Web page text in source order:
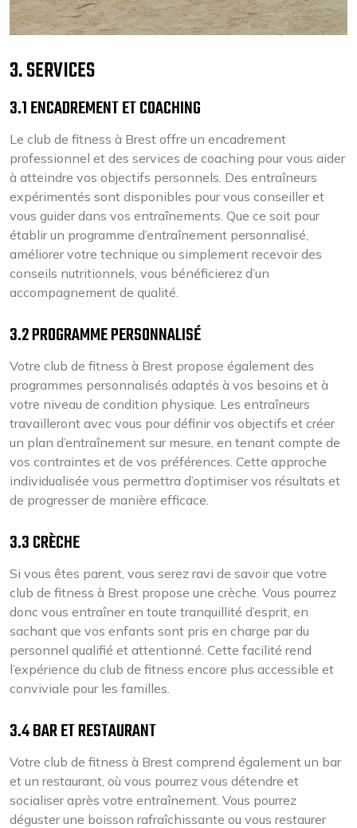
3. SERVICES
3.1 ENCADREMENT ET COACHING
Le club de fitness à Brest offre un encadrement
professionnel et des services de coaching pour vous aider
à atteindre vos objectifs personnels. Des entraîneurs
expérimentés sont disponibles pour vous conseiller et
vous guider dans vos entraînements. Que ce soit pour
établir un programme d’entraînement personnalisé,
améliorer votre technique ou simplement recevoir des
conseils nutritionnels, vous bénéficierez d’un
accompagnement de qualité.
3.2 PROGRAMME PERSONNALISÉ
Votre club de fitness à Brest propose également des
programmes personnalisés adaptés à vos besoins et à
votre niveau de condition physique. Les entraîneurs
travailleront avec vous pour définir vos objectifs et créer
un plan d’entraînement sur mesure, en tenant compte de
vos contraintes et de vos préférences. Cette approche
individualisée vous permettra d’optimiser vos résultats et
de progresser de manière efficace.
3.3 CRÈCHE
Si vous êtes parent, vous serez ravi de savoir que votre
club de fitness à Brest propose une crèche. Vous pourrez
donc vous entraîner en toute tranquillité d’esprit, en
sachant que vos enfants sont pris en charge par du
personnel qualifié et attentionné. Cette facilité rend
l’expérience du club de fitness encore plus accessible et
conviviale pour les familles.
3.4 BAR ET RESTAURANT
Votre club de fitness à Brest comprend également un bar
et un restaurant, où vous pourrez vous détendre et
socialiser après votre entraînement. Vous pourrez
déguster une boisson rafraîchissante ou vous restaurer